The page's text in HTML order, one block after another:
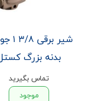
شیر
بدنه بزرگ
تماس بگیرید
موجود